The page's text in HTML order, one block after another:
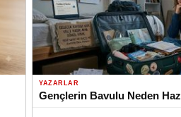
YAZARLAR
Gençlerin Bavulu Neden